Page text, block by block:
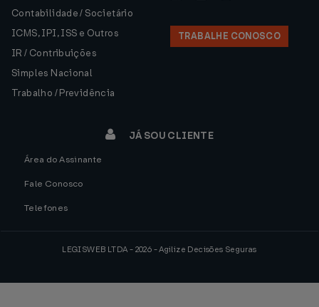
Contabilidade / Societário
ICMS, IPI, ISS e Outros
IR / Contribuições
Simples Nacional
Trabalho / Previdência
TRABALHE CONOSCO
JÁ SOU CLIENTE
Área do Assinante
Fale Conosco
Telefones
LEGISWEB LTDA - 2026 - Agilize Decisões Seguras